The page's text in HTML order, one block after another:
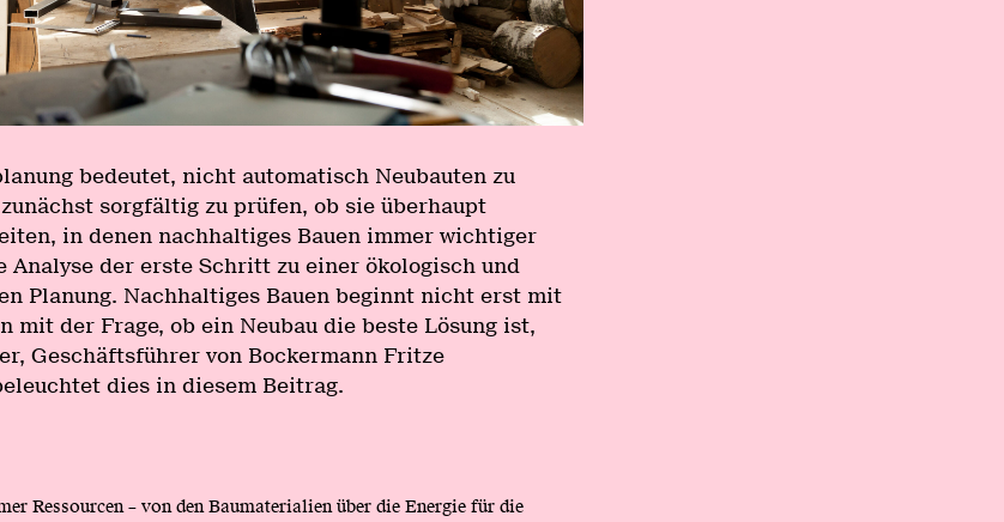
bedeutet, nicht automatisch Neubauten zu
sorgfältig zu prüfen, ob sie überhaupt
in denen nachhaltiges Bauen immer wichtiger
der erste Schritt zu einer ökologisch und
Planung. Nachhaltiges Bauen beginnt nicht erst mit
mit der Frage, ob ein Neubau die beste Lösung ist,
Geschäftsführer von Bockermann Fritze
dies in diesem Beitrag.
Ressourcen – von den Baumaterialien über die Energie für die